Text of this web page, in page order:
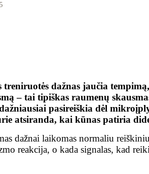
treniruotės dažnas jaučia
– tai tipiškas raumenų
pasireiškia dėl
atsiranda, kai kūnas patiria
dažnai laikomas normaliu
reakcija, o kada signalas, kad